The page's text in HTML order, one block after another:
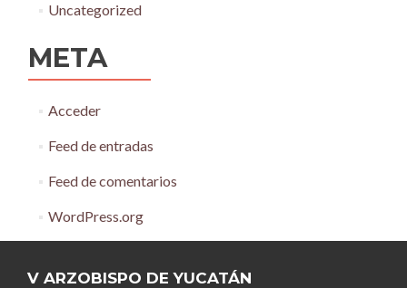
Uncategorized
META
Acceder
Feed de entradas
Feed de comentarios
WordPress.org
V ARZOBISPO DE YUCATÁN